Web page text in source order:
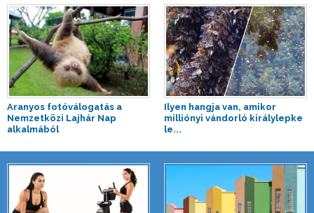
Aranyos fotóválogatás a
Nemzetközi Lajhár Nap
alkalmából
Ilyen hangja van, amikor
milliónyi vándorló királylepke
le...